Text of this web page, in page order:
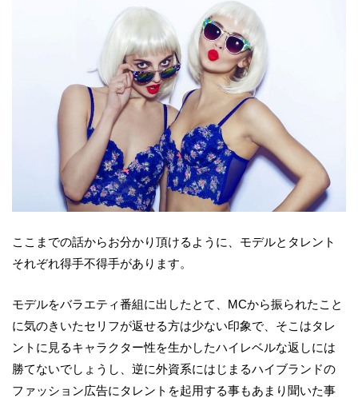
ここまでの話からお分かり頂けるように、モデルとタレント
それぞれ得手不得手があります。
モデルをバラエティ番組に出したとて、MCから振られたこと
に気のきいたセリフが返せる方は少ない印象で、そこはタレ
ントに見るキャラクター性を生かしたハイレベルな返しには
勝てないでしょうし、逆に外資系にはじまるハイブランドの
ファッション広告にタレントを起用する事もあまり聞いた事